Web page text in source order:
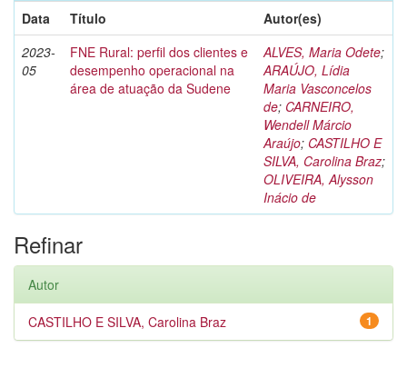
Data
Título
Autor(es)
2023-
05
FNE Rural: perfil dos clientes e
desempenho operacional na
área de atuação da Sudene
ALVES, Maria Odete;
ARAÚJO, Lídia
Maria Vasconcelos
de; CARNEIRO,
Wendell Márcio
Araújo; CASTILHO E
SILVA, Carolina Braz;
OLIVEIRA, Alysson
Inácio de
Refinar
Autor
1
CASTILHO E SILVA, Carolina Braz